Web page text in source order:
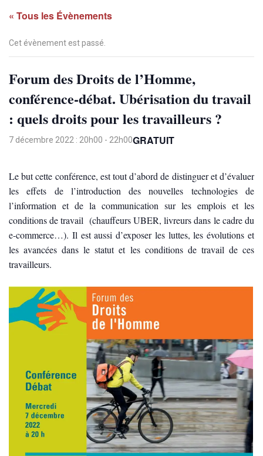
« Tous les Évènements
Cet évènement est passé.
Forum des Droits de l’Homme,
conférence-débat. Ubérisation du travail
: quels droits pour les travailleurs ?
7 décembre 2022 : 20h00 - 22h00GRATUIT
Le but cette conférence, est tout d’abord de distinguer et d’évaluer
les effets de l’introduction des nouvelles technologies de
l’information et de la communication sur les emplois et les
conditions de travail (chauffeurs UBER, livreurs dans le cadre du
e-commerce…). Il est aussi d’exposer les luttes, les évolutions et
les avancées dans le statut et les conditions de travail de ces
travailleurs.